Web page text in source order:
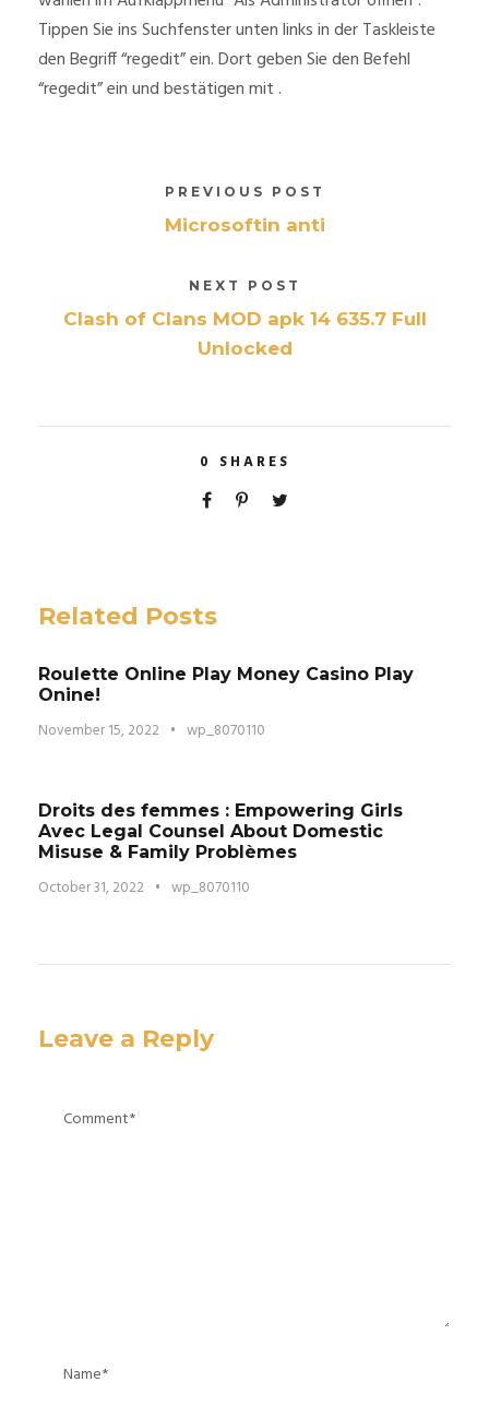
Tippen Sie ins Suchfenster unten links in der Taskleiste
den Begriff “regedit” ein. Dort geben Sie den Befehl
“regedit” ein und bestätigen mit .
PREVIOUS POST
Microsoftin anti
NEXT POST
Clash of Clans MOD apk 14 635.7 Full
Unlocked
0 SHARES
Related Posts
Roulette Online Play Money Casino Play
Onine!
November 15, 2022 • wp_8070110
Droits des femmes : Empowering Girls
Avec Legal Counsel About Domestic
Misuse & Family Problèmes
October 31, 2022 • wp_8070110
Leave a Reply